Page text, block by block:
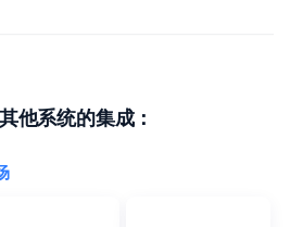
他系统的集成：